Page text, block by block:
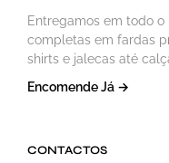
Entregamos em todo
completas em fardas
shirts e jalecas até
Encomende Já →
CONTACTOS